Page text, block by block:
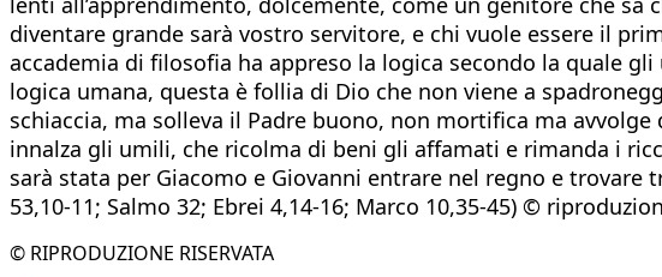
diventare grande sarà vostro servitore, e chi vuole essere il
accademia di filosofia ha appreso la logica secondo la quale
logica umana, questa è follia di Dio che non viene a
schiaccia, ma solleva il Padre buono, non mortifica ma
innalza gli umili, che ricolma di beni gli affamati e rimanda i
sarà stata per Giacomo e Giovanni entrare nel regno e
53,10-11; Salmo 32; Ebrei 4,14-16; Marco 10,35-45) ©
© RIPRODUZIONE RISERVATA